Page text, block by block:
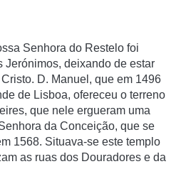
Senhora do Restelo foi
Jerónimos, deixando de estar
D. Manuel, que em 1496
de Lisboa, ofereceu o terreno
que nele ergueram uma
da Conceição, que se
1568. Situava-se este templo
as ruas dos Douradores e da